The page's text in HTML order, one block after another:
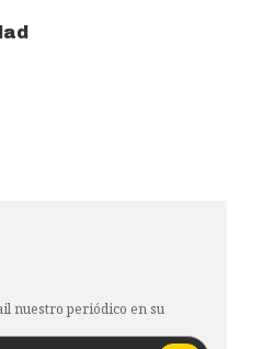
nuestro periódico en su